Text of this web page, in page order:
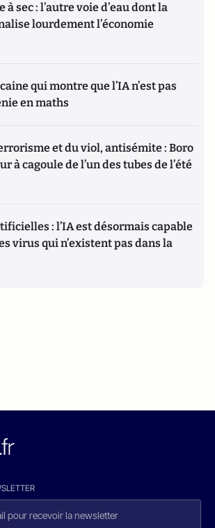
à sec : l’autre voie d’eau dont la
lourdement l’économie
qui montre que l’IA n’est pas
en maths
et du viol, antisémite : Boro
à cagoule de l’un des tubes de l’été
: l’IA est désormais capable
virus qui n’existent pas dans la